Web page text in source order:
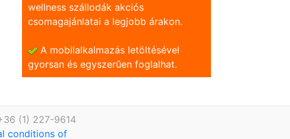
wellness szállodák akciós
csomagajánlatai a legjobb árakon.
A mobilalkalmazás letöltésével
gyorsan és egyszerũen foglalhat.
(1) 227-9614
conditions of